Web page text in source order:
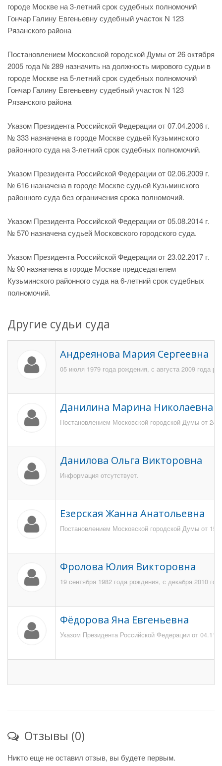
городе Москве на 3-летний срок судебных полномочий
Гончар Галину Евгеньевну судебный участок N 123
Рязанского района
Постановлением Московской городской Думы от 26 октября
2005 года № 289 назначить на должность мирового судьи в
городе Москве на 5-летний срок судебных полномочий
Гончар Галину Евгеньевну судебный участок N 123
Рязанского района
Указом Президента Российской Федерации от 07.04.2006 г.
№ 333 назначена в городе Москве судьей Кузьминского
районного суда на 3-летний срок судебных полномочий.
Указом Президента Российской Федерации от 02.06.2009 г.
№ 616 назначена в городе Москве судьей Кузьминского
районного суда без ограничения срока полномочий.
Указом Президента Российской Федерации от 05.08.2014 г.
№ 570 назначена судьей Московского городского суда.
Указом Президента Российской Федерации от 23.02.2017 г.
№ 90 назначена в городе Москве председателем
Кузьминского районного суда на 6-летний срок судебных
полномочий.
Другие судьи суда
Андреянова Мария Сергеевна
05 июля 1979 года рождения, с августа 2009 года
Данилина Марина Николаевна
Постановлением Московской городской Думы от
Данилова Ольга Викторовна
Информация отсутствует.
Езерская Жанна Анатольевна
Постановлением Московской городской Думы от
Фролова Юлия Викторовна
19 сентября 1982 года рождения, с декабря 2010
Фёдорова Яна Евгеньевна
Указом Президента Российской Федерации от
Отзывы (0)
Никто еще не оставил отзыв, вы будете первым.